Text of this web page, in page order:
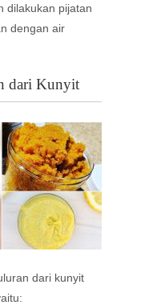
dilakukan pijatan
dengan air
dari Kunyit
dari kunyit